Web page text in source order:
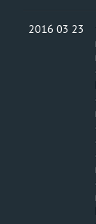
2016 03 23